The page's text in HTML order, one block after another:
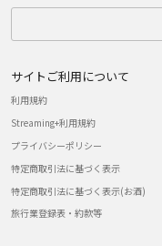
サイトご利用について
利用規約
Streaming+利用規約
プライバシーポリシー
特定商取引法に基づく表示
特定商取引法に基づく表示(お酒)
旅行業登録表・約款等